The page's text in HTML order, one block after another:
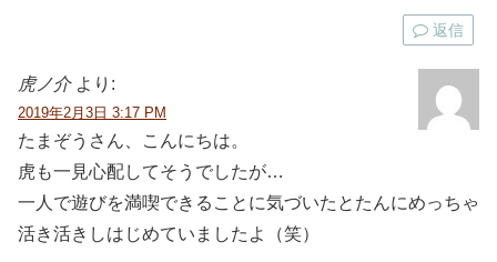
返信
虎ノ介 より:
2019年2月3日 3:17 PM
たまぞうさん、こんにちは。
虎も一見心配してそうでしたが…
一人で遊びを満喫できることに気づいたとたんにめっちゃ
活き活きしはじめていましたよ（笑）